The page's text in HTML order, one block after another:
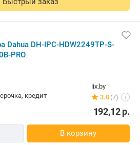
Быстрый заказ
maxisale.by
Нет отзывов
i
367,00 р.